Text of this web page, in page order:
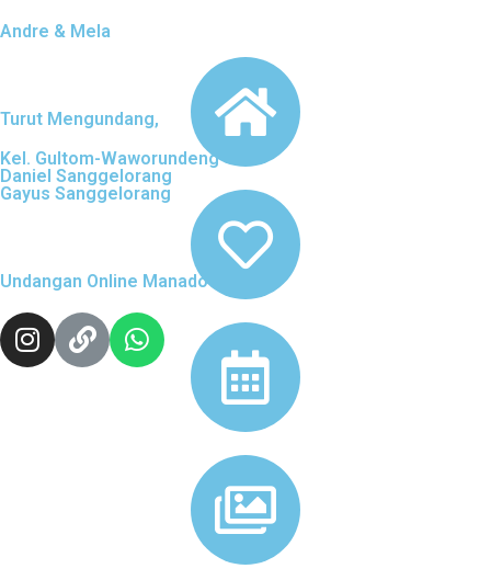
Andre & Mela
Turut Mengundang,
Kel. Gultom-Waworundeng
Daniel Sanggelorang
Gayus Sanggelorang
Undangan Online Manado